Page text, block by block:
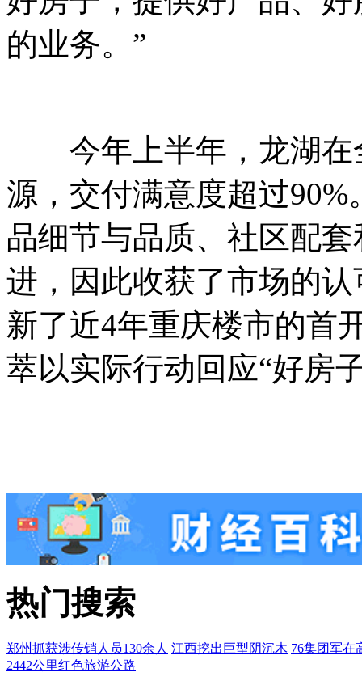
的业务。”
今年上半年，龙湖在
源，交付满意度超过
品细节与品质、社区配
进，因此收获了市场的
新了近4年重庆楼市的首
萃以实际行动回应“好房
热门搜索
郑州抓获涉传销人员130余人 江西挖出巨型阴沉木 76集团军在
2442公里红色旅游公路